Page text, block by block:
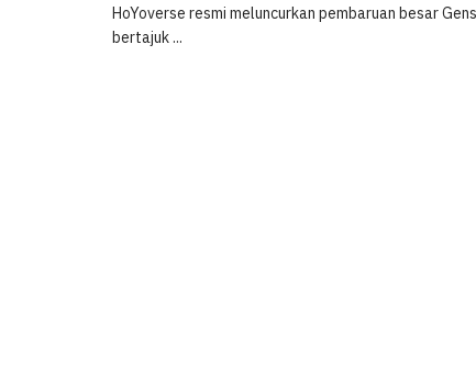
HoYoverse resmi meluncurkan pembaruan besar
bertajuk ...